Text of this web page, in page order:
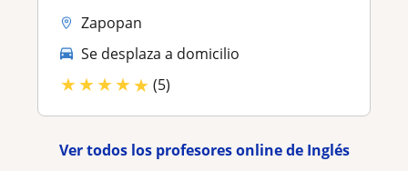
Zapopan
Se desplaza a domicilio
★★★★★ (5)
Ver todos los profesores online de Inglés